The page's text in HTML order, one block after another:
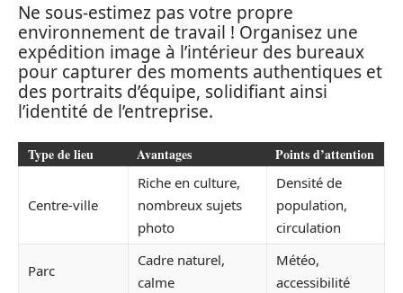
Ne sous-estimez pas votre propre
environnement de travail ! Organisez une
expédition image à l’intérieur des bureaux
pour capturer des moments authentiques et
des portraits d’équipe, solidifiant ainsi
l’identité de l’entreprise.
Type de lieu Avantages Points d’attention
Centre-ville
Riche en culture,
nombreux sujets
photo
Densité de
population,
circulation
Parc
Cadre naturel,
calme
Météo,
accessibilité